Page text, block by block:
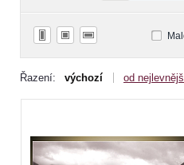
Řazení: výchozí od